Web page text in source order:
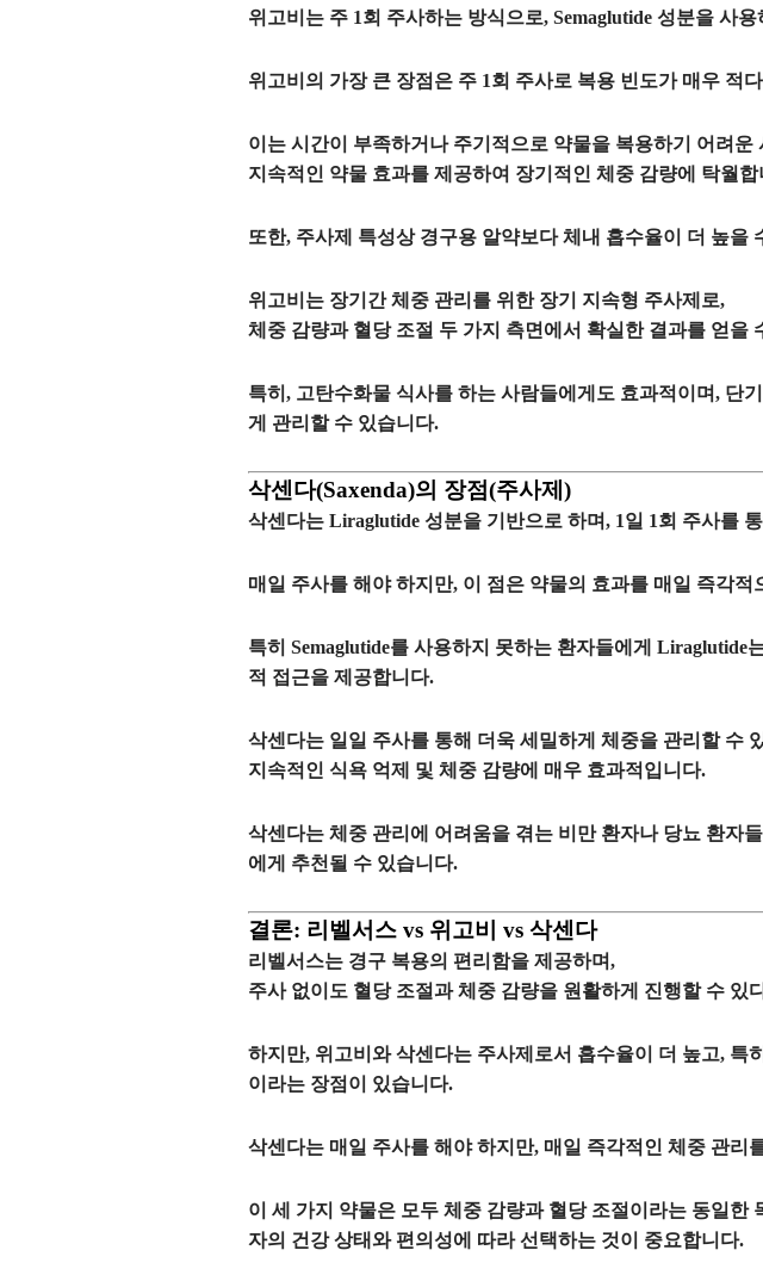
위고비 는 주 1회 주사하는 방식으로, Semaglutide 성분을 사
위고비의 가장 큰 장점은 주 1회 주사로 복용 빈도가 매우 적
이는 시간이 부족하거나 주기적으로 약물을 복용하기 어려운
지속적인 약물 효과를 제공하여 장기적인 체중 감량에 탁월합
또한, 주사제 특성상 경구용 알약보다체내 흡수율이 더 높을
위고비는 장기간 체중 관리를 위한 장기 지속형 주사제 로,
체중 감량과 혈당 조절 두 가지 측면에서 확실한 결과를 얻을
특히, 고탄수화물 식사를 하는 사람들에게도 효과적이며, 단
게 관리 할 수 있습니다.
삭센다(Saxenda)의 장점(주사제)
삭센다는 Liraglutide 성분을 기반으로 하며, 1일 1회 주사를
매일 주사를 해야 하지만, 이 점은 약물의 효과를 매일 즉각적
특히 Semaglutide를 사용하지 못하는 환자들에게 Liraglutide
적 접근을 제공합니다.
삭센다는 일일 주사를 통해 더욱 세밀하게 체중을 관리 할 수
지속적인 식욕 억제 및 체중 감량에 매우 효과적입니다.
삭센다는 체중 관리에 어려움을 겪는 비만 환자나 당뇨 환자
에게 추천될 수 있습니다.
결론: 리벨서스 vs 위고비 vs 삭센다
리벨서스는 경구 복용의 편리함을 제공하며,
주사 없이도 혈당 조절과 체중 감량을 원활하게 진행할 수 있
하지만, 위고비와 삭센다는 주사제 로서 흡수율이 더 높고, 특히
이라는 장점이 있습니다.
삭센다는 매일 주사를 해야 하지만, 매일 즉각적인 체중 관리
이 세 가지 약물은 모두 체중 감량과 혈당 조절이라는 동일한
자의 건강 상태 와편의성에 따라 선택하는 것이 중요합니다.